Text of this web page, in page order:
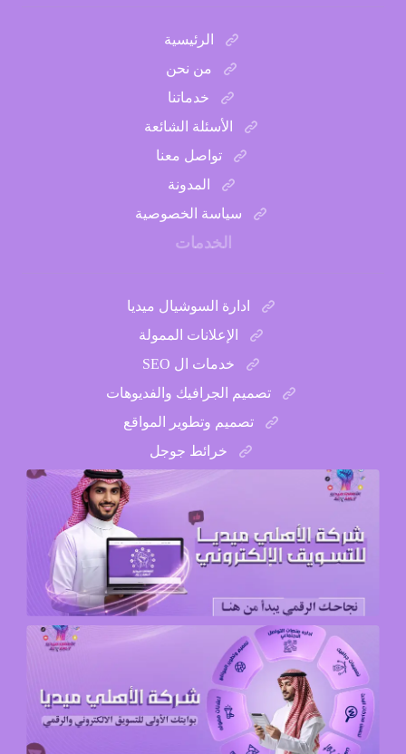
الرئيسية
من نحن
خدماتنا
الأسئلة الشائعة
تواصل معنا
المدونة
سياسة الخصوصية
الخدمات
ادارة السوشيال ميديا
الإعلانات الممولة
خدمات ال SEO
تصميم الجرافيك والفديوهات
تصميم وتطوير المواقع
خرائط جوجل